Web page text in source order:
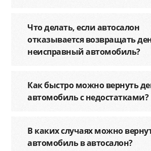
Что делать, если автосалон
отказывается возвращать
неисправный автомобиль?
Как быстро можно вернуть
автомобиль с недостатками?
В каких случаях можно
автомобиль в автосалон?